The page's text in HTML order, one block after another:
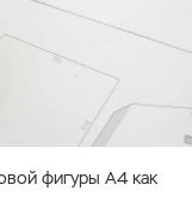
фигуры А4 как